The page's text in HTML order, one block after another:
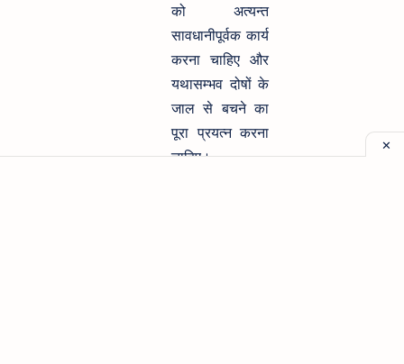
को अत्यन्त
सावधानीपूर्वक कार्य
करना चाहिए और
यथासम्भव दोषों के
जाल से बचने का
पूरा प्रयत्न करना
चाहिए।